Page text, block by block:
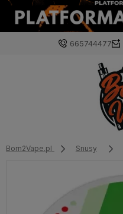
665744477
Born2Vape.pl Snusy